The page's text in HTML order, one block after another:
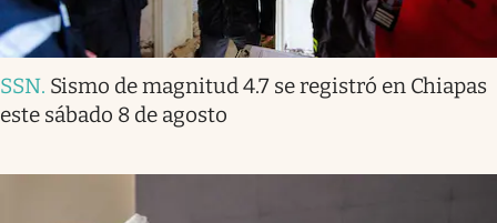
SSN. Sismo de magnitud 4.7 se registró en Chiapas
este sábado 8 de agosto